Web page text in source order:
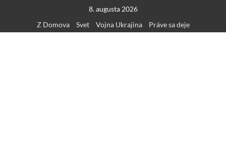
content
8. augusta 2026
Z Domova
Svet Vojna Ukrajina Práve sa deje